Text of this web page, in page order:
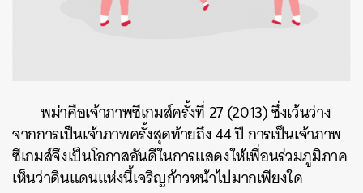
พม่าคือเจ้าภาพซีเกมส์ครั้งที่ 27 (2013) ซึ่งเว้นว่าง
จากการเป็นเจ้าภาพครั้งสุดท้ายถึง 44 ปี การเป็นเจ้าภาพ
ซีเกมส์จึงเป็นโอกาสอันดีในการแสดงให้เพื่อนร่วมภูมิภาค
เห็นว่าดินแดนแห่งนี้เจริญก้าวหน้าไปมากเพียงใด